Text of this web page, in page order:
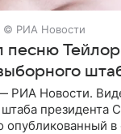
© РИА Новости
песню
РИА Новости.
президента
опубликованный в